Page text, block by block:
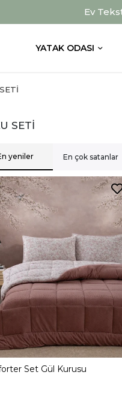
Ev
YATAK ODASI
SETİ
yeniler En çok satanlar
Set Gül Kurusu